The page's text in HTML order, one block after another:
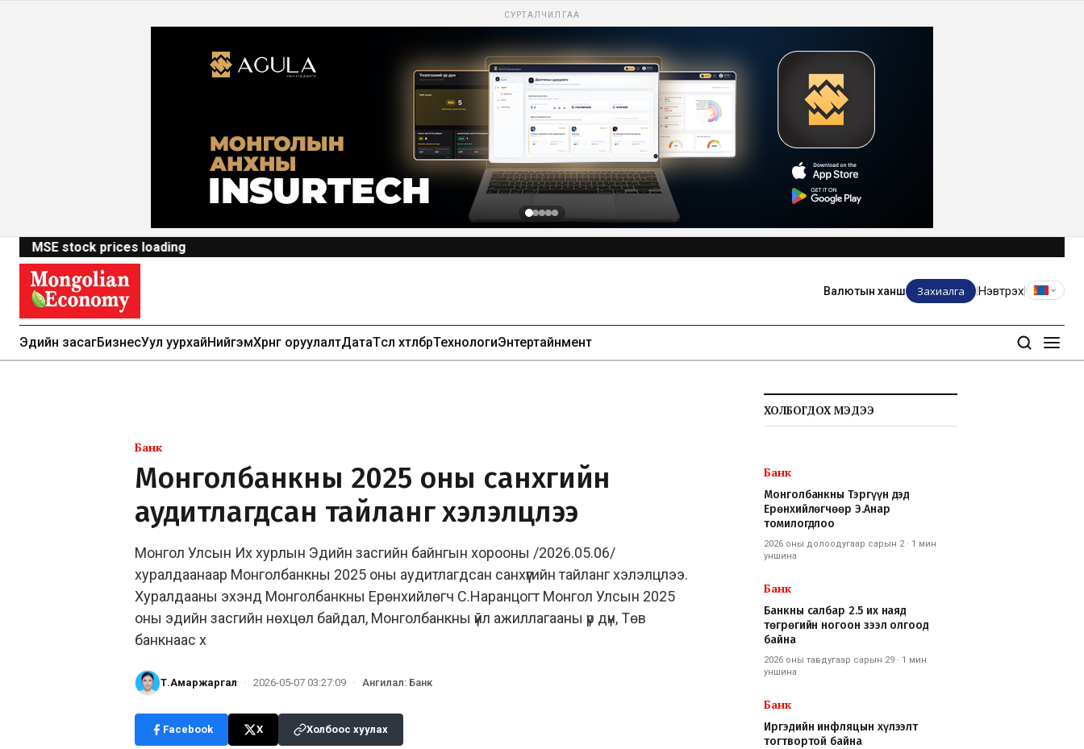
СУРТАЛЧИЛГАА
MSE stock prices loading
Валютын ханш Захиалга Нэвтрэх
Эдийн засагБизнесУул уурхайНийгэмХөрөнгө оруулалтДатаТөсөл хөтөлбөрТехнологиЭнтертайнмент
Банк
Монголбанкны 2025 оны санхүүгийн
аудитлагдсан тайланг хэлэлцлээ
Монгол Улсын Их хурлын Эдийн засгийн байнгын хорооны /2026.05.06/
хуралдаанаар Монголбанкны 2025 оны аудитлагдсан санхүүгийн тайланг хэлэлцлээ.
Хуралдааны эхэнд Монголбанкны Ерөнхийлөгч С.Наранцогт Монгол Улсын 2025
оны эдийн засгийн нөхцөл байдал, Монголбанкны үйл ажиллагааны үр дүн, Төв
банкнаас х
Т.Амаржаргал · 2026-05-07 03:27:09 · Ангилал: Банк
Facebook X Холбоос хуулах
ХОЛБОГДОХ МЭДЭЭ
Банк
Монголбанкны Тэргүүн дэд
Ерөнхийлөгчөөр Э.Анар
томилогдлоо
2026 оны долоодугаар сарын 2· 1 мин
уншина
Банк
Банкны салбар 2.5 их наяд
төгрөгийн ногоон зээл олгоод
байна
2026 оны тавдугаар сарын 29 · 1 мин
уншина
Банк
Иргэдийн инфляцын хүлээлт
тогтвортой байна